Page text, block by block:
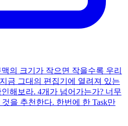
의 크기가 작으면 작을수록 우리
금 그대의 편집기에 열려져 있는
해보라. 4개가 넘어가는가? 너무
을 추천한다. 한번에 한 Task만